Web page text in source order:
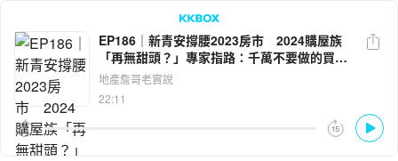
EP186｜新青安撐腰2023房市 2024購屋族
「再無甜頭？」專家指路：千萬不要做的買房
決策！ft.何世昌ｘ丁玟甄
地產詹哥老實說
22:11
LINE